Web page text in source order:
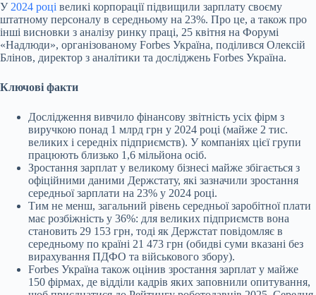
У 2024 році великі корпорації підвищили зарплату своєму
штатному персоналу в середньому на 23%. Про це, а також про
інші висновки з аналізу ринку праці, 25 квітня на Форумі
«Надлюди», організованому Forbes Україна, поділився Олексій
Блінов, директор з аналітики та досліджень Forbes Україна.
Ключові факти
Дослідження вивчило фінансову звітність усіх фірм з
виручкою понад 1 млрд грн у 2024 році (майже 2 тис.
великих і середніх підприємств). У компаніях цієї групи
працюють близько 1,6 мільйона осіб.
Зростання зарплат у великому бізнесі майже збігається з
офіційними даними Держстату, які зазначили зростання
середньої зарплати на 23% у 2024 році.
Тим не менш, загальний рівень середньої заробітної плати
має розбіжність у 36%: для великих підприємств вона
становить 29 153 грн, тоді як Держстат повідомляє в
середньому по країні 21 473 грн (обидві суми вказані без
вирахування ПДФО та військового збору).
Forbes Україна також оцінив зростання зарплат у майже
150 фірмах, де відділи кадрів яких заповнили опитування,